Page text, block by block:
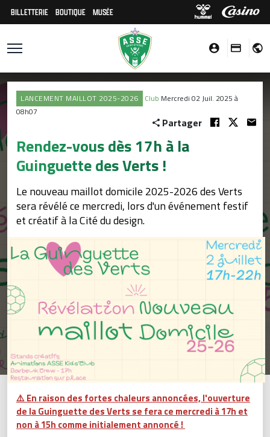
BILLETTERIE BOUTIQUE MUSÉE
LANCEMENT MAILLOT 2025-2026 Club Mercredi 02 Juil. 2025 à
08h07
Partager
Rendez-vous dès 17h à la
Guinguette des Verts !
Le nouveau maillot domicile 2025-2026 des Verts
sera révélé ce mercredi, lors d'un événement festif
et créatif à la Cité du design.
⚠️ En raison des fortes chaleurs annoncées, l'ouverture
de la Guinguette des Verts se fera ce mercredi à 17h et
non à 15h comme initialement annoncé !